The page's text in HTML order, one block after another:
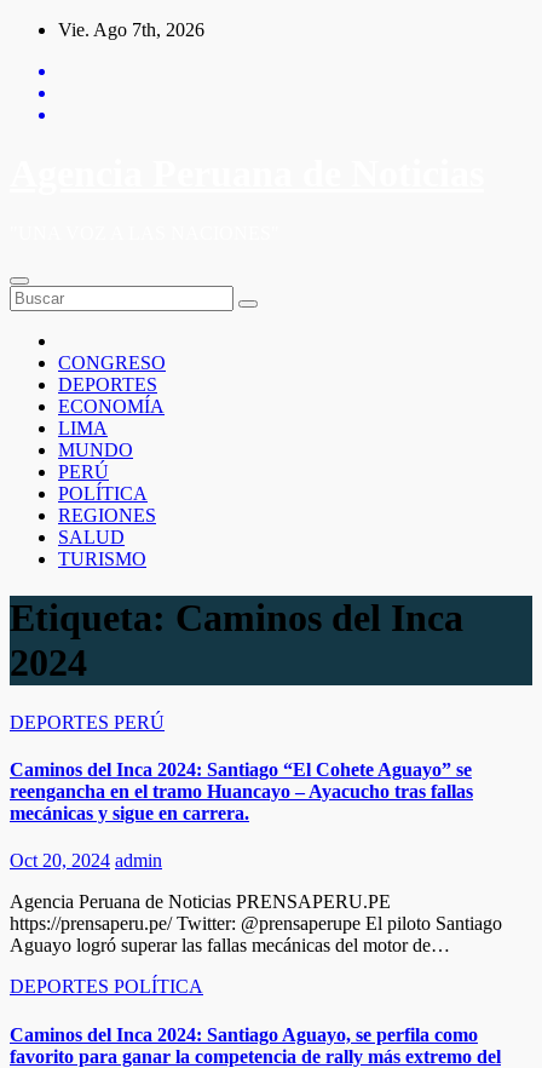
Saltar
contenido
Vie. Ago 7th, 2026
CONGRESO
DEPORTES
ECONOMÍA
LIMA
MUNDO
PERÚ
POLÍTICA
REGIONES
SALUD
TURISMO
Etiqueta: Caminos del Inca
2024
DEPORTES PERÚ
Caminos del Inca 2024: Santiago “El Cohete Aguayo” se
reengancha en el tramo Huancayo – Ayacucho tras fallas
mecánicas y sigue en carrera.
Oct 20, 2024 admin
Agencia Peruana de Noticias PRENSAPERU.PE
https://prensaperu.pe/ Twitter: @prensaperupe El piloto Santiago
Aguayo logró superar las fallas mecánicas del motor de…
DEPORTES POLÍTICA
Caminos del Inca 2024: Santiago Aguayo, se perfila como
favorito para ganar la competencia de rally más extremo del